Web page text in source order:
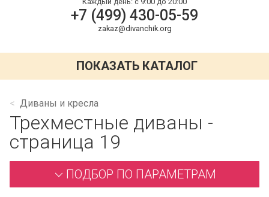
+7 (499) 430-05-59
zakaz@divanchik.org
ПОКАЗАТЬ КАТАЛОГ
Диваны и кресла
Трехместные диваны -
страница 19
ПОДБОР ПО ПАРАМЕТРАМ